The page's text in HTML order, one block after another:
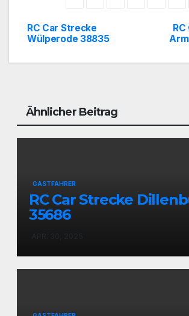
RC Car Strecke
Wülperode 38835
Ähnlicher Beitrag
GASTFAHRER
RC Car Strecke
35686